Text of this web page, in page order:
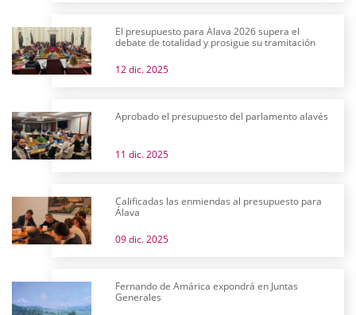
El presupuesto para Álava 2026 supera el
debate de totalidad y prosigue su tramitación
12 dic. 2025
Aprobado el presupuesto del parlamento alavés
11 dic. 2025
Calificadas las enmiendas al presupuesto para
Álava
09 dic. 2025
Fernando de Amárica expondrá en Juntas
Generales